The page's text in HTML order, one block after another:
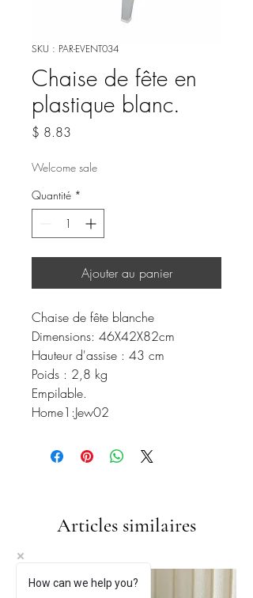
SKU : PAR-EVENT034
Chaise de fête en
plastique blanc.
$ 8.83
Welcome sale
Quantité *
Ajouter au panier
Chaise de fête blanche
Dimensions: 46X42X82cm
Hauteur d'assise : 43 cm
Poids : 2,8 kg
Empilable.
Home1:Jew02
Articles similaires
How can we help you?